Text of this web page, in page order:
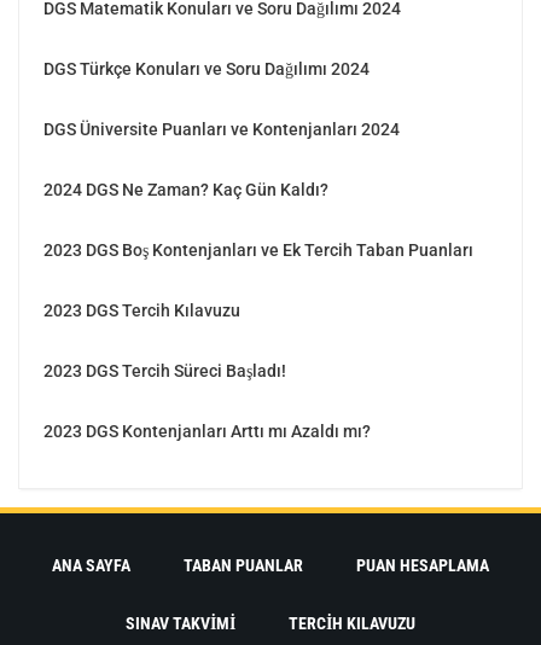
DGS Matematik Konuları ve Soru Dağılımı 2024
DGS Türkçe Konuları ve Soru Dağılımı 2024
DGS Üniversite Puanları ve Kontenjanları 2024
2024 DGS Ne Zaman? Kaç Gün Kaldı?
2023 DGS Boş Kontenjanları ve Ek Tercih Taban Puanları
2023 DGS Tercih Kılavuzu
2023 DGS Tercih Süreci Başladı!
2023 DGS Kontenjanları Arttı mı Azaldı mı?
ANA SAYFA TABAN PUANLAR PUAN HESAPLAMA
SINAV TAKVIMI TERCIH KILAVUZU